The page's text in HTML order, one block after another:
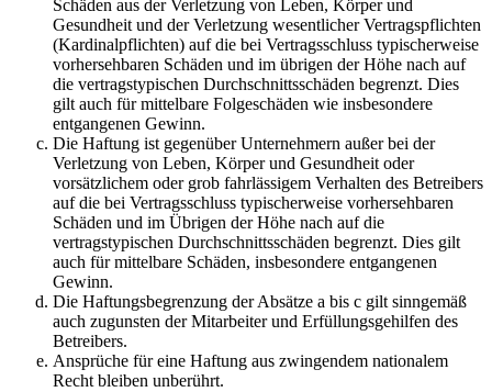
Schäden aus der Verletzung von Leben, Körper und
Gesundheit und der Verletzung wesentlicher Vertragspflichten
(Kardinalpflichten) auf die bei Vertragsschluss typischerweise
vorhersehbaren Schäden und im übrigen der Höhe nach auf
die vertragstypischen Durchschnittsschäden begrenzt. Dies
gilt auch für mittelbare Folgeschäden wie insbesondere
entgangenen Gewinn.
Die Haftung ist gegenüber Unternehmern außer bei der
Verletzung von Leben, Körper und Gesundheit oder
vorsätzlichem oder grob fahrlässigem Verhalten des Betreibers
auf die bei Vertragsschluss typischerweise vorhersehbaren
Schäden und im Übrigen der Höhe nach auf die
vertragstypischen Durchschnittsschäden begrenzt. Dies gilt
auch für mittelbare Schäden, insbesondere entgangenen
Gewinn.
Die Haftungsbegrenzung der Absätze a bis c gilt sinngemäß
auch zugunsten der Mitarbeiter und Erfüllungsgehilfen des
Betreibers.
Ansprüche für eine Haftung aus zwingendem nationalem
Recht bleiben unberührt.